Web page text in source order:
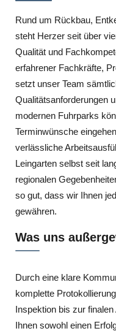
Rund um Rückbau,
steht Herzer seit über
Qualität und
erfahrener Fachkräfte,
setzt unser Team
Qualitätsanforderungen
modernen Fuhrparks
Terminwünsche
verlässliche
Leingarten selbst seit
regionalen
so gut, dass wir Ihnen
gewähren.
Was uns
Durch eine klare
komplette
Inspektion bis zur
Ihnen sowohl einen